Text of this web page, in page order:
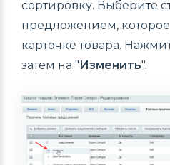
сортировку. Выберите
предложением, которое
карточке товара.
затем на " Изменить".